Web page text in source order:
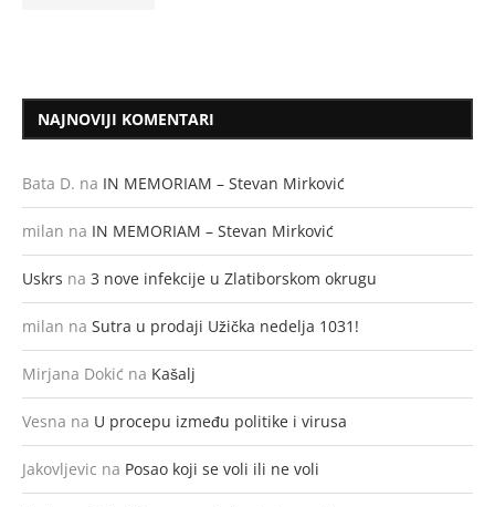
NAJNOVIJI KOMENTARI
Bata D. na IN MEMORIAM – Stevan Mirković
milan na IN MEMORIAM – Stevan Mirković
Uskrs na 3 nove infekcije u Zlatiborskom okrugu
milan na Sutra u prodaji Užička nedelja 1031!
Mirjana Dokić na Kašalj
Vesna na U procepu između politike i virusa
Jakovljevic na Posao koji se voli ili ne voli